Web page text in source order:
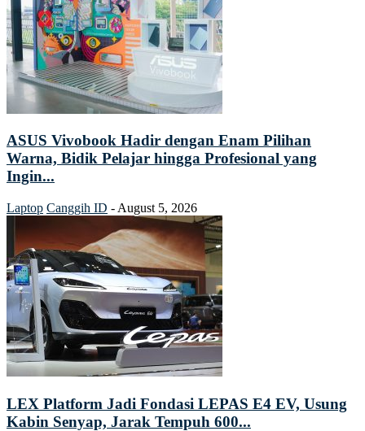
ASUS Vivobook Hadir dengan Enam Pilihan
Warna, Bidik Pelajar hingga Profesional yang
Ingin...
Laptop Canggih ID - August 5, 2026
LEX Platform Jadi Fondasi LEPAS E4 EV, Usung
Kabin Senyap, Jarak Tempuh 600...